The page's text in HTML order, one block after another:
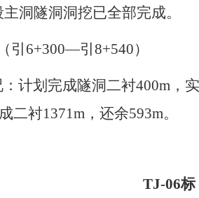
洞隧洞洞挖已全部完成。
引 6+300—引8+540）
计划完成隧洞二衬400m，
二衬1371m，还余593m。
TJ-06标